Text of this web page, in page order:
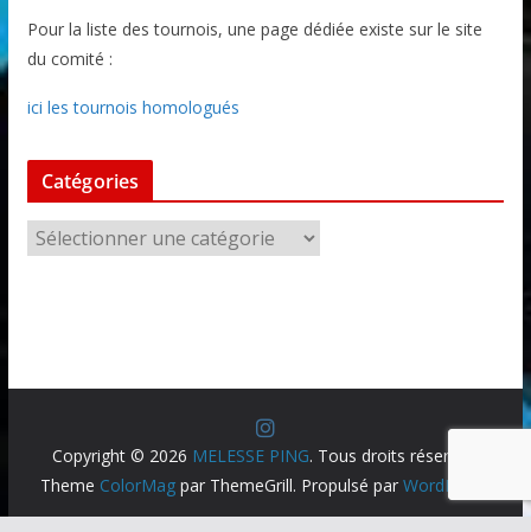
Pour la liste des tournois, une page dédiée existe sur le site
du comité :
ici les tournois homologués
Catégories
a
Copyright © 2026 MELESSE PING. Tous droits réservés.
Theme ColorMagpar ThemeGrill. Propulsé par WordPress